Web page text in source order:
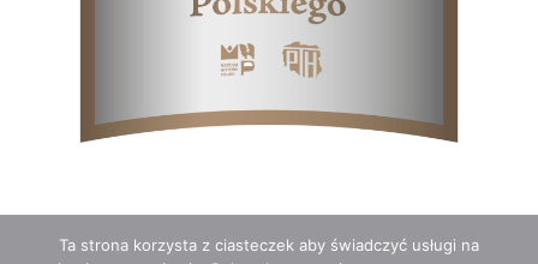
Ta strona korzysta z ciasteczek aby świadczyć usługi na